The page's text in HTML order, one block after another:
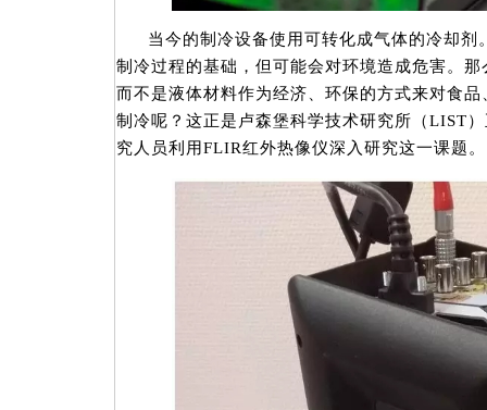
当今的制冷设备使用可转化成气体的冷却
制冷过程的基础，但可能会对环境造成危害。
而不是液体材料作为经济、环保的方式来对食
制冷呢？这正是卢森堡科学技术研究所（LIST
究人员利用FLIR红外热像仪深入研究这一课题。